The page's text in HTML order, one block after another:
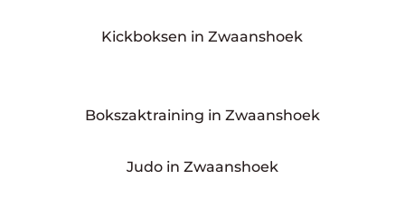
Kickboksen in Zwaanshoek
Bokszaktraining in Zwaanshoek
Judo in Zwaanshoek